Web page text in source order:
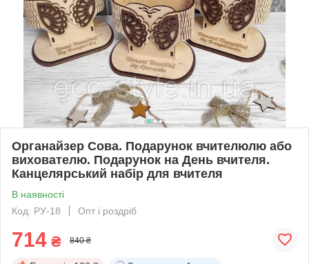
Органайзер Сова. Подарунок вчителюлю або
вихователю. Подарунок на День вчителя.
Канцелярський набір для вчителя
В наявності
Код: РУ-18
Опт і роздріб
714 ₴ 840 ₴